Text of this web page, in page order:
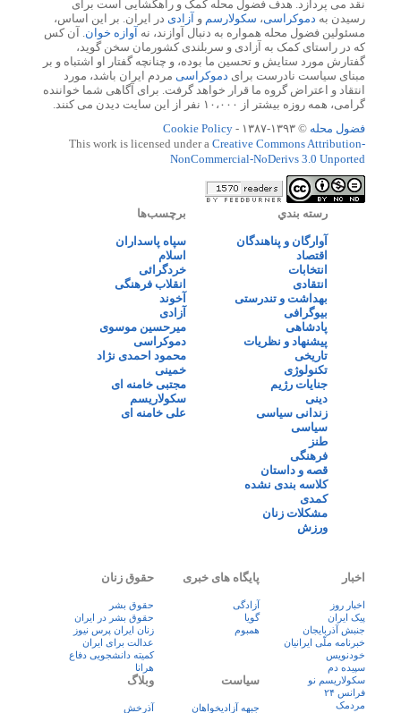
نقد می پردازد. هدف فضول محله کمک و راهگشایی است برای
رسیدن به دموکراسی، سکولارسم و آزادی در ایران. بر این اساس،
مسئولین فضول محله همواره به دنبال آوازند، نه آوازه خوان . آن کس
که در راستای کمک به آزادی و سربلندی کشورمان سخن گوید،
گفتارش مورد ستایش و تحسین ما بوده، و چنانچه گفتار او اشتباه و بر
مبنای سیاست نادرست برای دموکراسی مردم ایران باشد، مورد
انتقاد و اعتراض گروه ما قرار خواهد گرفت. برای آگاهی شما خواننده
گرامی، همه روزه بیشتر از ۱۰،۰۰۰ نفر از این سایت دیدن می کنند.
فضول محله © ۱۳۹۳-۱۳۸۷ -
Cookie Policy
This work is licensed under a Creative Commons Attribution-
NonCommercial-NoDerivs 3.0 Unported
رسته بندي
آوارگان و پناهندگان
اقتصاد
انتخابات
انتقادی
بهداشت و تندرستی
بیوگرافی
پادشاهی
پیشنهاد و نظریات
تاریخی
تکنولوژی
جنایات رژیم
دینی
زندانی سیاسی
سیاسی
طنز
فرهنگی
قصه و داستان
کلاسه بندی نشده
کمدی
مشکلات زنان
ورزش
برچسب‌ها
سپاه پاسداران
اسلام
خردگرائی
انقلاب فرهنگی
آخوند
آزادی
میرحسین موسوی
دموکراسی
محمود احمدی نژاد
خمینی
مجتبی خامنه ای
سکولاریسم
علی خامنه ای
اخبار
اخبار روز
پيک ايران
جنبش آذربایجان
خبرنامه ملّی ایرانیان
خودنویس
سپیده دم
سکولاریسم نو
فرانس ۲۴
مردمک
پایگاه های خبری
آزادگی
گویا
همبوم
حقوق زنان
حقوق بشر
حقوق بشر در ایران
زنان ايران پرس نيوز
عدالت برای ایران
کمیته دانشجویی دفاع
هرانا
سیاست
جبهه آزادیخواهان
وبلاگ
آذرخش